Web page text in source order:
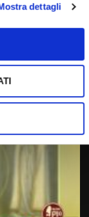
dettagli
un Santo 13